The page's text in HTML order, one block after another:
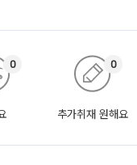
0
추가취재 원해요
0